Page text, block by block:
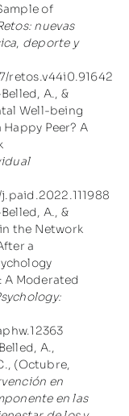
of
nuevas
, deporte y
retos.v44i0.91642
A., &
Well-being
Peer? A
j.paid.2022.111988
A., &
the Network
a
Moderated
A.,
(Octubre,
en
en las